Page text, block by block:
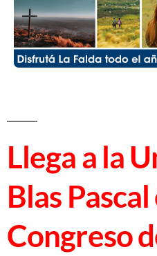
Llega a la
Blas
Congreso